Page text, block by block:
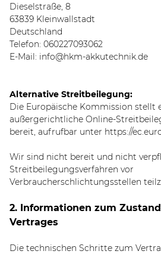
Dieselstraße, 8
63839 Kleinwallstadt
Deutschland
Telefon: 060227093062
E-Mail: info@hkm-akkutechnik.de
Alternative Streitbeilegung:
Die Europäische Kommission stellt
außergerichtliche Online-
bereit, aufrufbar unter https://
Wir sind nicht bereit und nicht
Streitbeilegungsverfahren vor
Verbraucherschlichtungsstellen
2. Informationen zum
Vertrages
Die technischen Schritte zum